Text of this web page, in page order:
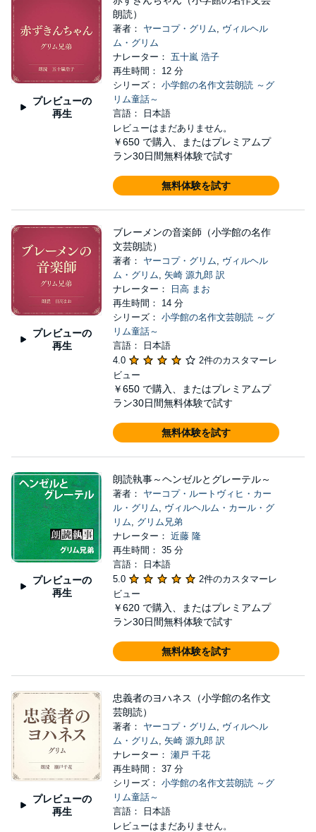
プレビューの
再生
朗読）
著者： ヤーコプ・グリム, ヴィルヘル
ム・グリム
ナレーター： 五十嵐 浩子
再生時間： 12 分
シリーズ： 小学館の名作文芸朗読 ～グ
リム童話～
言語： 日本語
レビューはまだありません。
￥650 で購入、またはプレミアムプ
ラン30日間無料体験で試す
無料体験を試す
プレビューの
再生
ブレーメンの音楽師（小学館の名作
文芸朗読）
著者： ヤーコプ・グリム, ヴィルヘル
ム・グリム, 矢崎 源九郎 訳
ナレーター：
日高 まお
再生時間： 14 分
シリーズ： 小学館の名作文芸朗読 ～グ
リム童話～
言語： 日本語
4.0
2件のカスタマーレ
ビュー
￥650 で購入、またはプレミアムプ
ラン30日間無料体験で試す
無料体験を試す
プレビューの
再生
朗読執事～ヘンゼルとグレーテル～
著者： ヤーコプ・ルートヴィヒ・カー
ル・グリム, ヴィルヘルム・カール・グ
リム, グリム兄弟
ナレーター： 近藤 隆
再生時間： 35 分
言語： 日本語
5.0
2件のカスタマーレ
ビュー
￥620 で購入、またはプレミアムプ
ラン30日間無料体験で試す
無料体験を試す
プレビューの
再生
忠義者のヨハネス（小学館の名作文
芸朗読）
著者： ヤーコプ・グリム, ヴィルヘル
ム・グリム, 矢崎 源九郎 訳
ナレーター： 瀬戸 千花
再生時間： 37 分
シリーズ： 小学館の名作文芸朗読 ～グ
リム童話～
言語： 日本語
レビューはまだありません。